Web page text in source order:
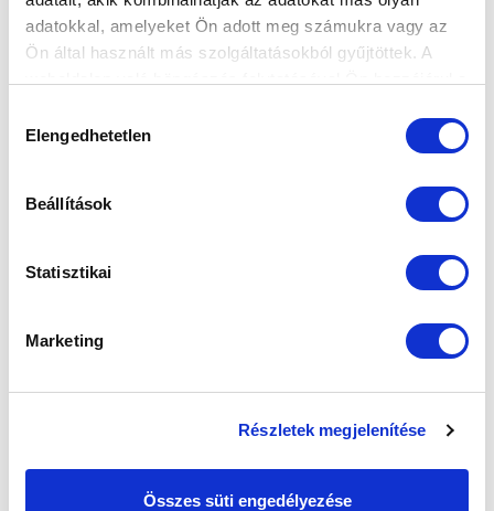
adatokkal, amelyeket Ön adott meg számukra vagy az
Ön által használt más szolgáltatásokból gyűjtöttek. A
kiválasztása
Elengedhetetlen
Beállítások
Statisztikai
Marketing
Részletek megjelenítése
Összes süti engedélyezése
pillanatai, Bíró Bence és Gera Dániel góljával.